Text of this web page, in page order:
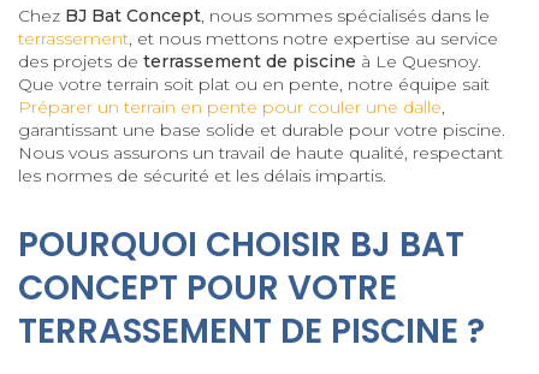
Chez BJ Bat Concept, nous sommes spécialisés dans le
terrassement, et nous mettons notre expertise au service
des projets de terrassement de piscine à Le Quesnoy.
Que votre terrain soit plat ou en pente, notre équipe sait
Préparer un terrain en pente pour couler une dalle,
garantissant une base solide et durable pour votre piscine.
Nous vous assurons un travail de haute qualité, respectant
les normes de sécurité et les délais impartis.
POURQUOI CHOISIR BJ BAT
CONCEPT POUR VOTRE
TERRASSEMENT DE PISCINE ?